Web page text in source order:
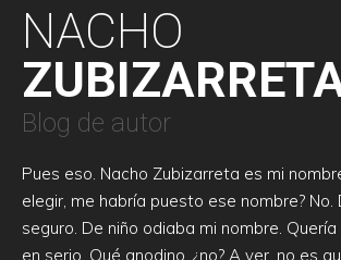
NACHO
Blog de autor
Pues eso. Nacho Zubizarreta es mi
elegir, me habría puesto ese nombre? No.
seguro. De niño odiaba mi nombre. Quería
en serio. Qué anodino, ¿no? A ver, no es